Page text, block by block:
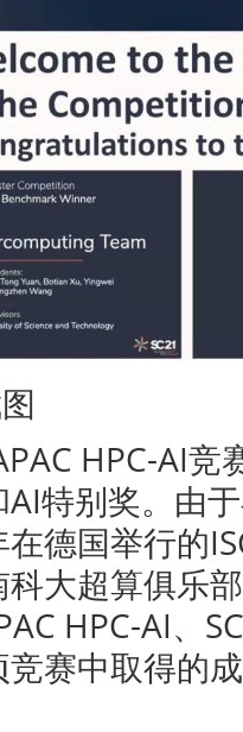
HPC-AI竞
特别奖。由
德国举行的
大超算俱乐
HPC-AI、
赛中取得的